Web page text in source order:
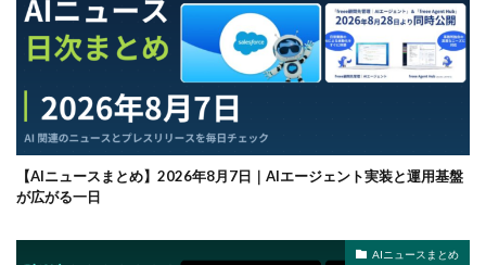
【AIニュースまとめ】2026年8月7日｜AIエージェント実装と運用基盤
が広がる一日
AIニュースまとめ